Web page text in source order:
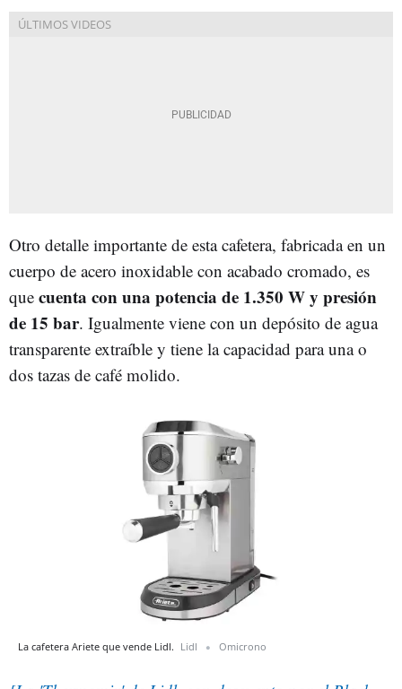
Otro detalle importante de esta cafetera, fabricada en un
cuerpo de acero inoxidable con acabado cromado, es
que cuenta con una potencia de 1.350 W y presión
de 15 bar. Igualmente viene con un depósito de agua
transparente extraíble y tiene la capacidad para una o
dos tazas de café molido.
La cafetera Ariete que vende Lidl. Lidl Omicrono